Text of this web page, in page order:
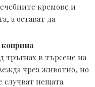
кремове и
а остават да
тръгнах в търсене на
чрез животно, но
случват нещата.